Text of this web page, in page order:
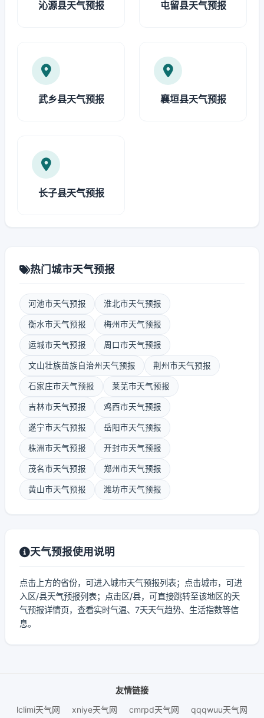
沁源县天气预报 屯留县天气预报
武乡县天气预报 襄垣县天气预报
长子县天气预报
热门城市天气预报
河池市天气预报 淮北市天气预报
衡水市天气预报 梅州市天气预报
运城市天气预报 周口市天气预报
文山壮族苗族自治州天气预报 荆州市天气预报
石家庄市天气预报 莱芜市天气预报
吉林市天气预报 鸡西市天气预报
遂宁市天气预报 岳阳市天气预报
株洲市天气预报 开封市天气预报
茂名市天气预报 郑州市天气预报
黄山市天气预报 潍坊市天气预报
天气预报使用说明
点击上方的省份，可进入城市天气预报列表；点击城市，可进
入区/县天气预报列表；点击区/县，可直接跳转至该地区的天
气预报详情页，查看实时气温、7天天气趋势、生活指数等信
息。
友情链接
lclimi天气网
xniye天气网 cmrpd天气网 qqqwuu天气网